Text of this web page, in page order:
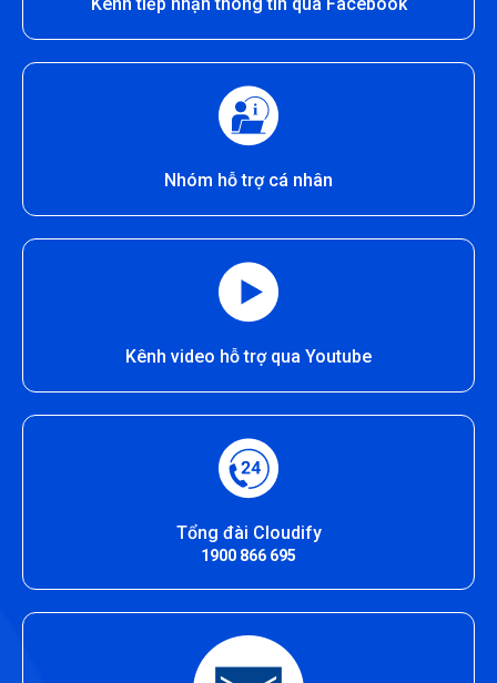
Nhóm hỗ trợ cá nhân
Kênh video hỗ trợ qua Youtube
Tổng đài Cloudify
1900 866 695